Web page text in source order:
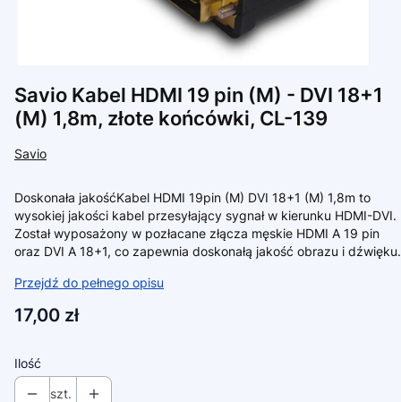
Savio Kabel HDMI 19 pin (M) - DVI 18+1
(M) 1,8m, złote końcówki, CL-139
Savio
Doskonała jakośćKabel HDMI 19pin (M) DVI 18+1 (M) 1,8m to
wysokiej jakości kabel przesyłający sygnał w kierunku HDMI-DVI.
Został wyposażony w pozłacane złącza męskie HDMI A 19 pin
oraz DVI A 18+1, co zapewnia doskonałą jakość obrazu i dźwięku.
Przejdź do pełnego opisu
Cena
17,00 zł
Ilość
szt.